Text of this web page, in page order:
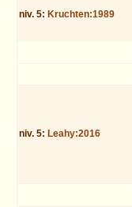
niv. 5: Kruchten:1989
niv. 5: Leahy:2016